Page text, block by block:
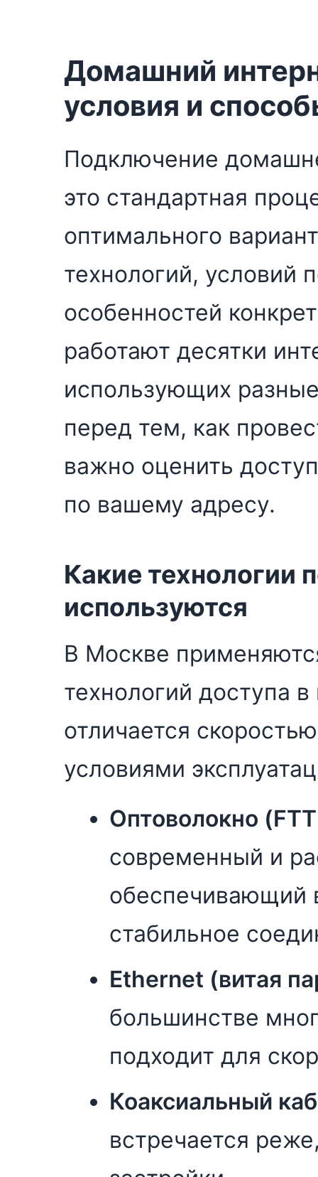
Домашний
условия и
Подключение
это стандартная
оптимального
технологий, условий
особенностей
работают десятки
использующих
перед тем, как
важно оценить
по вашему адресу.
Какие технологии
используются
В Москве
технологий доступа
отличается
условиями
Оптоволокно
современный и
обеспечивающий
стабильное
Ethernet (витая
большинстве
подходит для
Коаксиальный
встречается